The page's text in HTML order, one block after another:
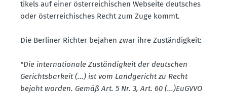
tikels auf einer öster­rei­chi­schen Webseite deutsches
oder öster­rei­chi­sches Recht zum Zuge kommt.
Die Berliner Richter bejahen zwar ihre Zustän­digkeit:
"Die inter­na­tionale Zustän­digkeit der deutschen
Gerichts­barkeit (...) ist vom Landge­richt zu Recht
bejaht worden. Gemäß Art. 5 Nr. 3, Art. 60 (...)EuGVVO